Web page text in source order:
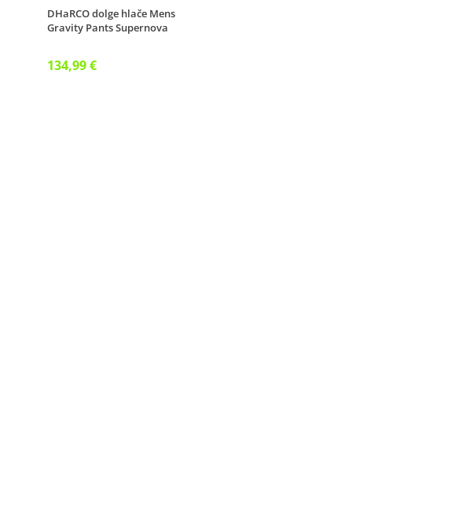
DHaRCO dolge hlače Mens
Gravity Pants Supernova
134,99 €